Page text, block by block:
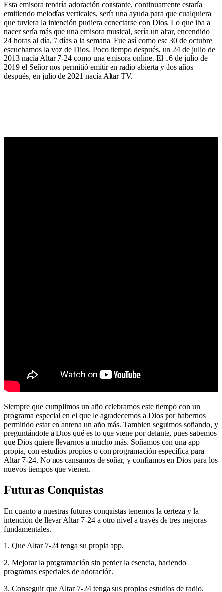
Esta emisora tendría adoración constante, continuamente estaría
emitiendo melodías verticales, sería una ayuda para que cualquiera
que tuviera la intención pudiera conectarse con Dios. Lo que iba a
nacer sería más que una emisora musical, sería un altar, encendido
24 horas al día, 7 días a la semana. Fue así como ese 30 de octubre
escuchamos la voz de Dios. Poco tiempo después, un 24 de julio de
2013 nacía Altar 7-24 como una emisora online. El 16 de julio de
2019 el Señor nos permitió emitir en radio abierta y dos años
después, en julio de 2021 nacía Altar TV.
Siempre que cumplimos un año celebramos este tiempo con un
programa especial en el que le agradecemos a Dios por habernos
permitido estar en antena un año más. Tambien seguimos soñando, y
preguntándole a Dios qué es lo que viene por delante, pues sabemos
que Dios quiere llevarnos a mucho más. Soñamos con una app
propia, con estudios propios o con programación específica para
Altar 7-24. No nos cansamos de soñar, y confiamos en Dios para los
nuevos tiempos que vienen.
Futuras Conquistas
En cuanto a nuestras futuras conquistas tenemos la certeza y la
intención de llevar Altar 7-24 a otro nivel a través de tres mejoras
fundamentales.
1. Que Altar 7-24 tenga su propia app.
2. Mejorar la programación sin perder la esencia, haciendo
programas especiales de adoración.
3. Conseguir que Altar 7-24 tenga sus propios estudios de radio.